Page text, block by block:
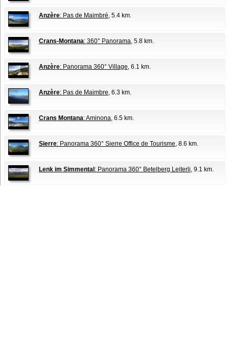
Anzère: Pas de Maimbré, 5.4 km.
Crans-Montana: 360° Panorama, 5.8 km.
Anzère: Panorama 360° Village, 6.1 km.
Anzère: Pas de Maimbre, 6.3 km.
Crans Montana: Aminona, 6.5 km.
Sierre: Panorama 360° Sierre Office de Tourisme, 8.6 km.
Lenk im Simmental : Panorama 360° Betelberg Leiterli, 9.1 km.